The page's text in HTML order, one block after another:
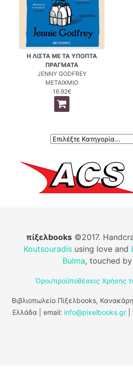
Η ΛΙΣΤΑ ΜΕ ΤΑ ΥΠΟΠΤΑ
ΠΡΑΓΜΑΤΑ
JENNY GODFREY
ΜΕΤΑΙΧΜΙΟ
16.92€
πίξελbooks©2017.
Koutsouradis using love and
Bulma, touched by
Όροι/προϋποθέσεις Χρήσης
Βιβλιοπωλείο Πίξελbooks,
Ελλάδα | email: info@pixelbooks.gr |